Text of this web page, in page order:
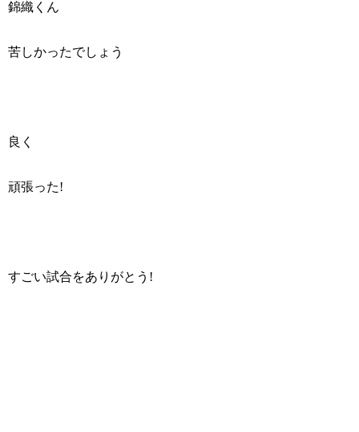
錦織くん
苦しかったでしょう
良く
頑張った!
すごい試合をありがとう!